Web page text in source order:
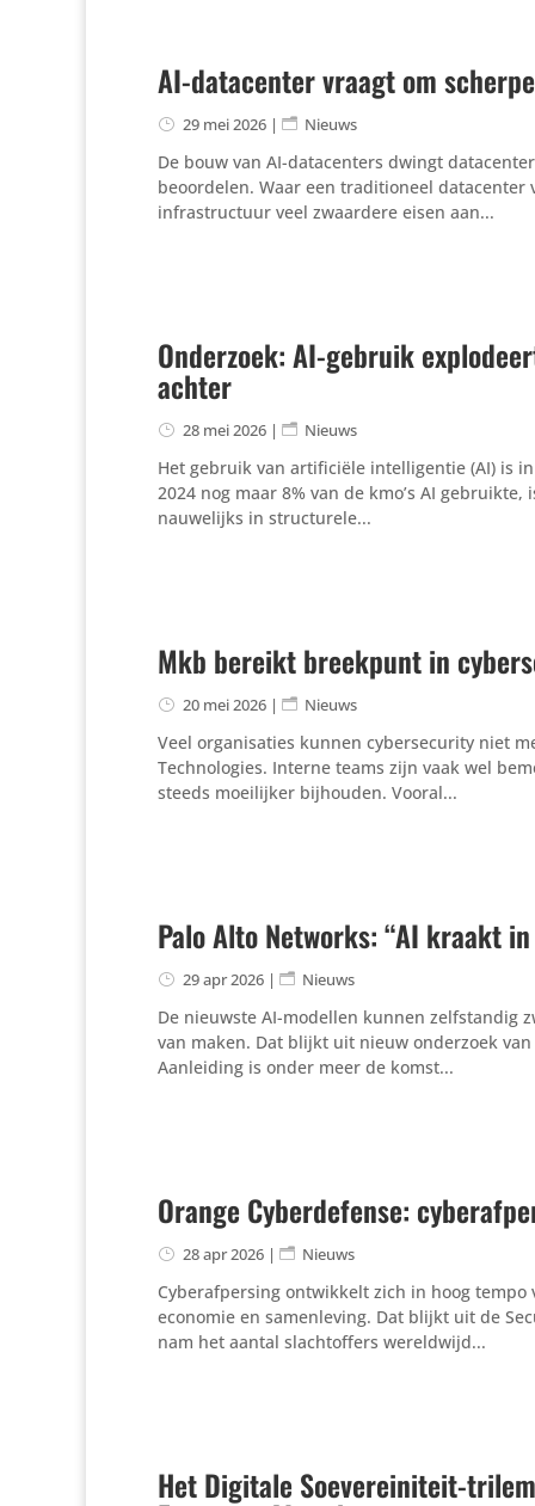
AI-datacenter vraagt om
29 mei 2026| Nieuws
De bouw van AI-datacenters dwingt
beoordelen. Waar een traditioneel
infrastructuur veel zwaardere eisen aan...
Onderzoek: AI-gebruik
achter
28 mei 2026| Nieuws
Het gebruik van artificiële intelligentie (AI) is
2024 nog maar 8% van de kmo’s AI
nauwelijks in structurele...
Mkb bereikt breekpunt in
20 mei 2026| Nieuws
Veel organisaties kunnen cybersecurity niet
Technologies. Interne teams zijn vaak wel
steeds moeilijker bijhouden. Vooral...
Palo Alto Networks: “AI kraakt
29 apr 2026| Nieuws
De nieuwste AI-modellen kunnen zelfstandig
van maken. Dat blijkt uit nieuw onderzoek
Aanleiding is onder meer de komst...
Orange Cyberdefense:
28 apr 2026| Nieuws
Cyberafpersing ontwikkelt zich in hoog
economie en samenleving. Dat blijkt uit de
nam het aantal slachtoffers wereldwijd...
Het Digitale Soevereiniteit-